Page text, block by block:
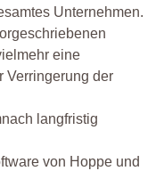
Unternehmen.
eine
Verringerung der
langfristig
von Hoppe und